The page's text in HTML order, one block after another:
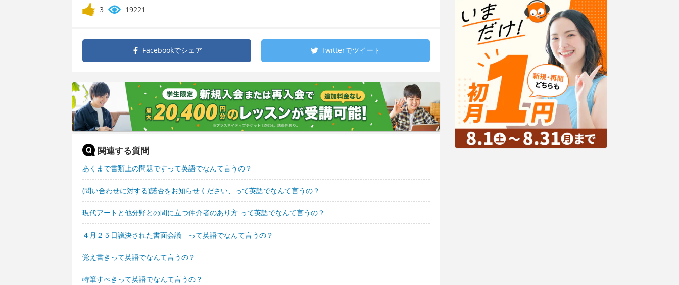
3 19221
Facebookでシェア Twitterでツイート
関連する質問
あくまで書類上の問題ですって英語でなんて言うの？
(問い合わせに対する)諾否をお知らせください、って英語でなんて言うの？
現代アートと他分野との間に立つ仲介者のあり方 って英語でなんて言うの？
４月２５日議決された書面会議 って英語でなんて言うの？
覚え書きって英語でなんて言うの？
特筆すべきって英語でなんて言うの？